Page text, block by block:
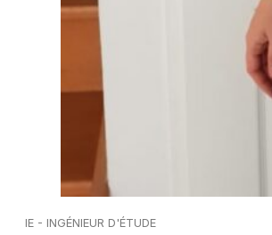
IE - INGÉNIEUR D'ÉTUDE